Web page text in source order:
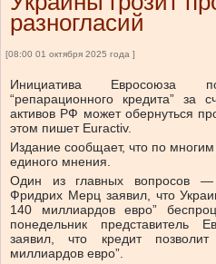
разногласий
[08:00 01 октября 2025 года ]
Инициатива Евросоюза
“репарационного кредита” за
активов РФ может обернуться
этом пишет Euractiv.
Издание сообщает, что по
единого мнения.
Один из главных вопросов
Фридрих Мерц заявил, что
140 миллиардов евро”
понедельник представитель
заявил, что кредит позволит
миллиардов евро”.